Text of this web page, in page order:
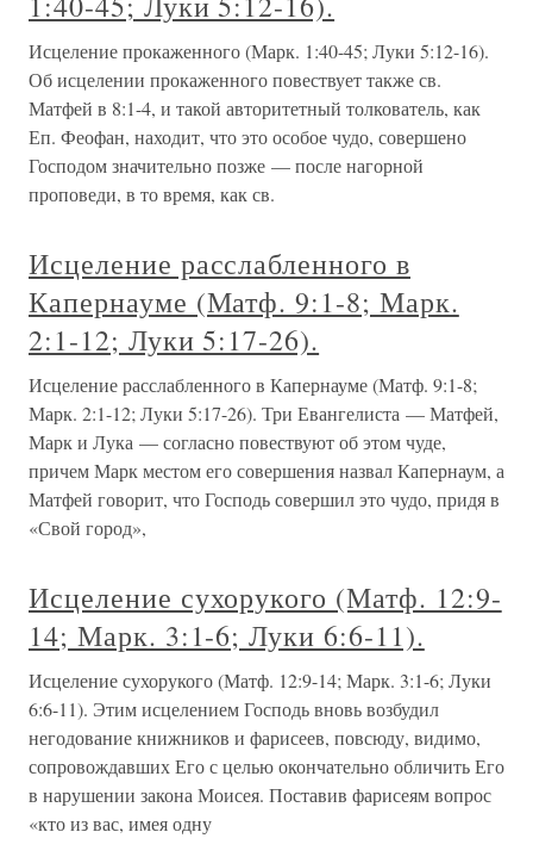
Исцеление прокаженного (Марк. 1:40-45; Луки 5:12-16).
Об исцелении прокаженного повествует также св.
Матфей в 8:1-4, и такой авторитетный толкователь, как
Еп. Феофан, находит, что это особое чудо, совершено
Господом значительно позже — после нагорной
проповеди, в то время, как св.
Исцеление расслабленного в
Капернауме (Матф. 9:1-8; Марк.
2:1-12; Луки 5:17-26).
Исцеление расслабленного в Капернауме (Матф. 9:1-8;
Марк. 2:1-12; Луки 5:17-26). Три Евангелиста — Матфей,
Марк и Лука — согласно повествуют об этом чуде,
причем Марк местом его совершения назвал Капернаум, а
Матфей говорит, что Господь совершил это чудо, придя в
«Свой город»,
Исцеление сухорукого (Матф. 12:9-
14; Марк. 3:1-6; Луки 6:6-11).
Исцеление сухорукого (Матф. 12:9-14; Марк. 3:1-6; Луки
6:6-11). Этим исцелением Господь вновь возбудил
негодование книжников и фарисеев, повсюду, видимо,
сопровождавших Его с целью окончательно обличить Его
в нарушении закона Моисея. Поставив фарисеям вопрос
«кто из вас, имея одну